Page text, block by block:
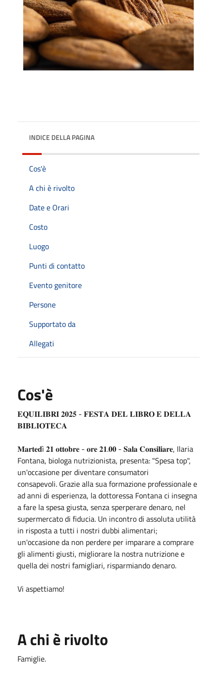
INDICE DELLA PAGINA
Cos'è
A chi è rivolto
Date e Orari
Costo
Luogo
Punti di contatto
Evento genitore
Persone
Supportato da
Allegati
Cos'è
𝐄𝐐𝐔𝐈𝐋𝐈𝐁𝐑𝐈 𝟐𝟎𝟐𝟓 - 𝐅𝐄𝐒𝐓𝐀 𝐃𝐄𝐋 𝐋𝐈𝐁𝐑𝐎 𝐄 𝐃𝐄𝐋𝐋𝐀
𝐁𝐈𝐁𝐋𝐈𝐎𝐓𝐄𝐂𝐀
𝐌𝐚𝐫𝐭𝐞𝐝ì 𝟐𝟏 𝐨𝐭𝐭𝐨𝐛𝐫𝐞 - 𝐨𝐫𝐞 𝟐𝟏.𝟎𝟎 - 𝐒𝐚𝐥𝐚 𝐂𝐨𝐧𝐬𝐢𝐥𝐢𝐚𝐫𝐞, Ilaria
Fontana, biologa nutrizionista, presenta: "Spesa top",
un'occasione per diventare consumatori
consapevoli. Grazie alla sua formazione professionale e
ad anni di esperienza, la dottoressa Fontana ci insegna
a fare la spesa giusta, senza sperperare denaro, nel
supermercato di fiducia. Un incontro di assoluta utilità
in risposta a tutti i nostri dubbi alimentari;
un'occasione da non perdere per imparare a comprare
gli alimenti giusti, migliorare la nostra nutrizione e
quella dei nostri famigliari, risparmiando denaro.
Vi aspettiamo!
A chi è rivolto
Famiglie.